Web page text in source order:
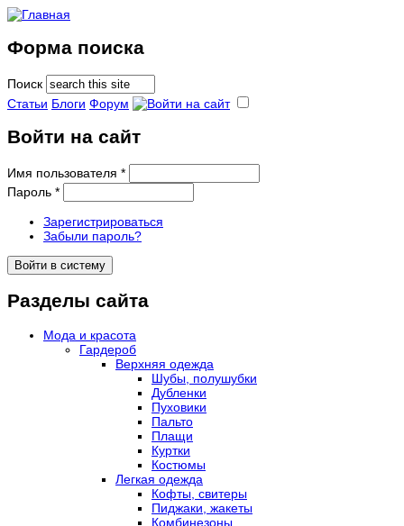
Форма поиска
Поиск
Статьи Блоги Форум
Войти на сайт
Имя пользователя *
Пароль *
Зарегистрироваться
Забыли пароль?
Разделы сайта
Мода и красота
Гардероб
Верхняя одежда
Шубы, полушубки
Дубленки
Пуховики
Пальто
Плащи
Куртки
Костюмы
Легкая одежда
Кофты, свитеры
Пиджаки, жакеты
Комбинезоны